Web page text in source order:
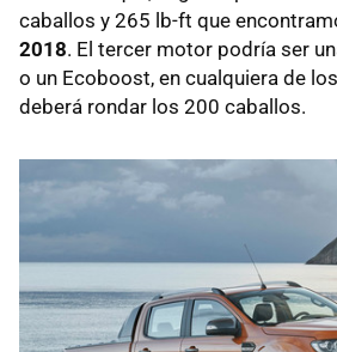
caballos y 265 lb-ft que
2018. El tercer motor podría ser
o un Ecoboost, en cualquiera de
deberá rondar los 200 caballos.